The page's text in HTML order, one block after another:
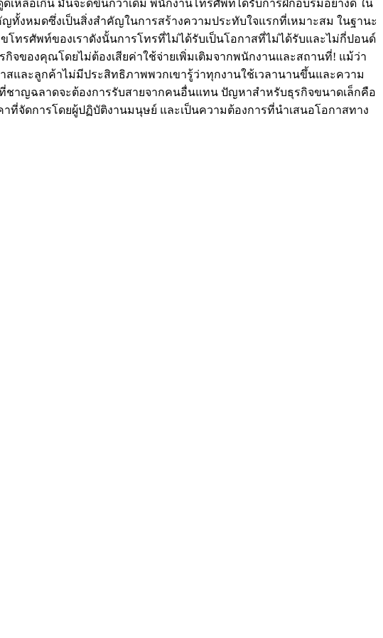
หลือเกิน มันจะดีขึ้นกว่าเดิม พนักงานโทรศัพท์ได้รับการฝึกอบรมอย่างดี ใน
งหมดซึ่งเป็นสิ่งสำคัญในการสร้างความประทับใจแรกที่เหมาะสม ในฐานะ
ทรศัพท์ของเราดังนั้นการโทรที่ไม่ได้รับเป็นโอกาสที่ไม่ได้รับและไม่กี่ปอนด์
จของคุณโดยไม่ต้องเสียค่าใช้จ่ายเพิ่มเติมจากพนักงานและสถานที่! แม้ว่า
และลูกค้าไม่มีประสิทธิภาพพวกเขารู้ว่าทุกงานใช้เวลานานขึ้นและความ
ชาญฉลาดจะต้องการรับสายจากคนอื่นแทน ปัญหาสำหรับธุรกิจขนาดเล็กคือ
ที่จัดการโดยผู้ปฏิบัติงานมนุษย์ และเป็นความต้องการที่นำเสนอโอกาสทาง